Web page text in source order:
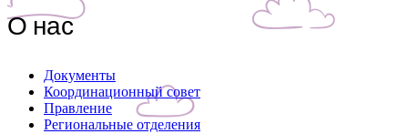
О нас
Документы
Координационный совет
Правление
Региональные отделения